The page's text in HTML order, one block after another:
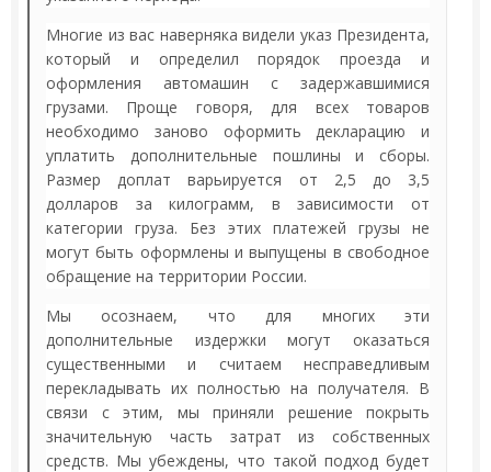
Многие из вас наверняка видели указ Президента,
который и определил порядок проезда и
оформления автомашин с задержавшимися
грузами. Проще говоря, для всех товаров
необходимо заново оформить декларацию и
уплатить дополнительные пошлины и сборы.
Размер доплат варьируется от 2,5 до 3,5
долларов за килограмм, в зависимости от
категории груза. Без этих платежей грузы не
могут быть оформлены и выпущены в свободное
обращение на территории России.
Мы осознаем, что для многих эти
дополнительные издержки могут оказаться
существенными и считаем несправедливым
перекладывать их полностью на получателя. В
связи с этим, мы приняли решение покрыть
значительную часть затрат из собственных
средств. Мы убеждены, что такой подход будет